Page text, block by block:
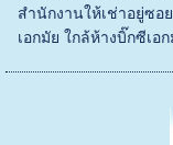
สำนักงานให้เช่าอยู่ซอ
เอกมัย ใกล้ห้างบิ๊กซีเอ